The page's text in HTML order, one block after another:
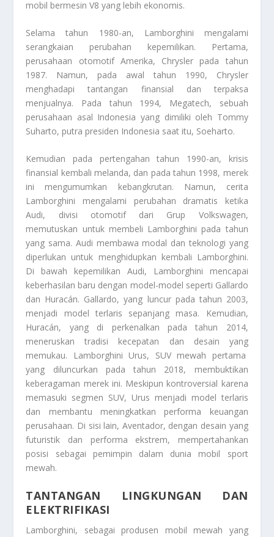
mobil bermesin V8 yang lebih ekonomis.
Selama tahun 1980-an, Lamborghini mengalami
serangkaian perubahan kepemilikan. Pertama,
perusahaan otomotif Amerika, Chrysler pada tahun
1987. Namun, pada awal tahun 1990, Chrysler
menghadapi tantangan finansial dan terpaksa
menjualnya. Pada tahun 1994, Megatech, sebuah
perusahaan asal Indonesia yang dimiliki oleh Tommy
Suharto, putra presiden Indonesia saat itu, Soeharto.
Kemudian pada pertengahan tahun 1990-an, krisis
finansial kembali melanda, dan pada tahun 1998, merek
ini mengumumkan kebangkrutan. Namun, cerita
Lamborghini mengalami perubahan dramatis ketika
Audi, divisi otomotif dari Grup Volkswagen,
memutuskan untuk membeli Lamborghini pada tahun
yang sama. Audi membawa modal dan teknologi yang
diperlukan untuk menghidupkan kembali Lamborghini.
Di bawah kepemilikan Audi, Lamborghini mencapai
keberhasilan baru dengan model-model seperti Gallardo
dan Huracán. Gallardo, yang luncur pada tahun 2003,
menjadi model terlaris sepanjang masa. Kemudian,
Huracán, yang di perkenalkan pada tahun 2014,
meneruskan tradisi kecepatan dan desain yang
memukau. Lamborghini Urus, SUV mewah pertama
yang diluncurkan pada tahun 2018, membuktikan
keberagaman merek ini. Meskipun kontroversial karena
memasuki segmen SUV, Urus menjadi model terlaris
dan membantu meningkatkan performa keuangan
perusahaan. Di sisi lain, Aventador, dengan desain yang
futuristik dan performa ekstrem, mempertahankan
posisi sebagai pemimpin dalam dunia mobil sport
mewah.
TANTANGAN LINGKUNGAN DAN
ELEKTRIFIKASI
Lamborghini, sebagai produsen mobil mewah yang